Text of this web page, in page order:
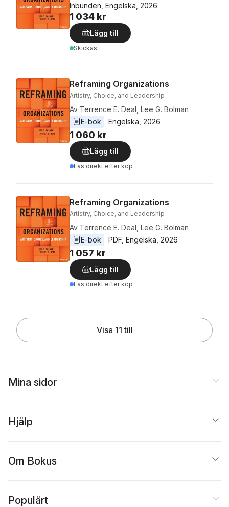
Inbunden, Engelska, 2026
1 034 kr
Lägg till
Skickas
Reframing Organizations
Artistry, Choice, and Leadership
Av Terrence E. Deal Lee G. Bolman
E-bok
Engelska 2026
1 060 kr
Lägg till
Läs direkt efter köp
Reframing Organizations
Artistry, Choice, and Leadership
Av Terrence E. Deal Lee G. Bolman
E-bok
PDF Engelska 2026
1 057 kr
Lägg till
Läs direkt efter köp
Visa 11 till
Mina sidor
Hjälp
Om Bokus
Populärt